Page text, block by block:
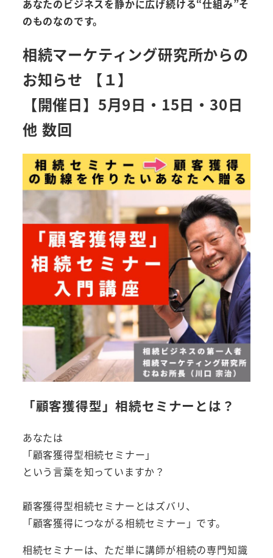
あなたのビジネスを静かに広げ続ける“仕組み”そ
のものなのです。
相続マーケティング研究所からの
お知らせ 【１】
【開催日】5月9日・15日・30日
他 数回
「顧客獲得型」相続セミナーとは？
あなたは
「顧客獲得型相続セミナー」
という言葉を知っていますか？
顧客獲得型相続セミナーとはズバリ、
「顧客獲得につながる相続セミナー」です。
相続セミナーは、ただ単に講師が相続の専門知識